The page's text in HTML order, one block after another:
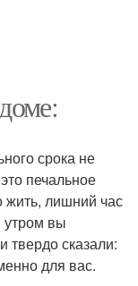
срока не
печальное
жить, лишний час
утром вы
твердо сказали:
для вас.